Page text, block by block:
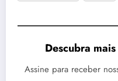
Descubra
Assine para receber